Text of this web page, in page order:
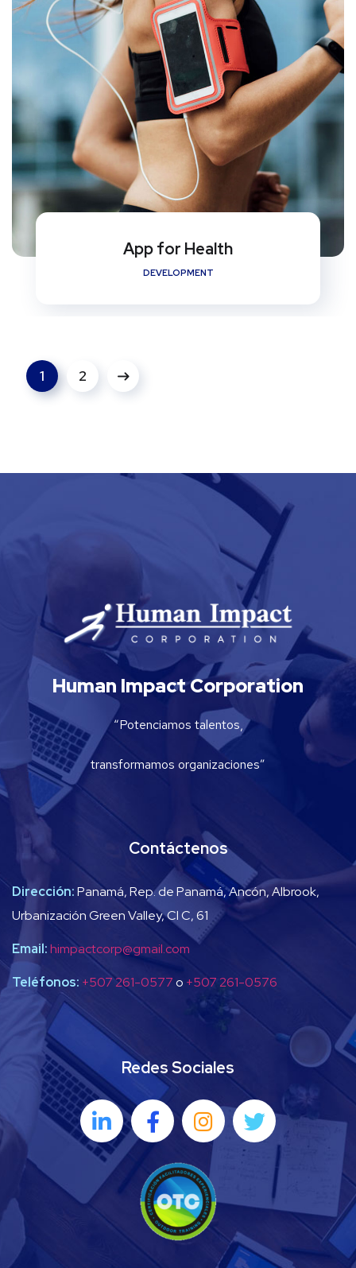
App for Health
DEVELOPMENT
1 2
Human Impact Corporation
“Potenciamos talentos,
transformamos organizaciones”
Contáctenos
Dirección:Panamá, Rep. de Panamá, Ancón, Albrook,
Urbanización Green Valley, Cl C, 61
Email:himpactcorp@gmail.com
Teléfonos: +507 261-0577o +507 261-0576
Redes Sociales